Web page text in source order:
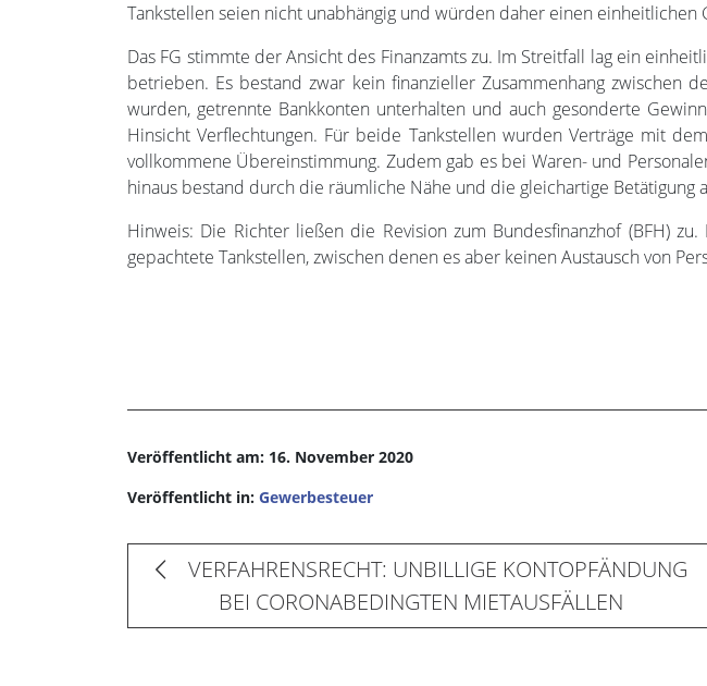
Tankstellen seien nicht unabhängig und würden daher einen
Das FG stimmte der Ansicht des Finanzamts zu. Im Streitfall lag ein
betrieben. Es bestand zwar kein finanzieller Zusammenhang zwischen
wurden, getrennte Bankkonten unterhalten und auch gesonderte
Hinsicht Verflechtungen. Für beide Tankstellen wurden Verträge mit
vollkommene Übereinstimmung. Zudem gab es bei Waren- und
hinaus bestand durch die räumliche Nähe und die gleichartige Betätigung
Hinweis: Die Richter ließen die Revision zum Bundesfinanzhof (BFH)
gepachtete Tankstellen, zwischen denen es aber keinen Austausch von
Veröffentlicht am: 16. November 2020
Veröffentlicht in: Gewerbesteuer
VERFAHRENSRECHT: UNBILLIGE KONTOPFÄNDUNG
BEI CORONABEDINGTEN MIETAUSFÄLLEN